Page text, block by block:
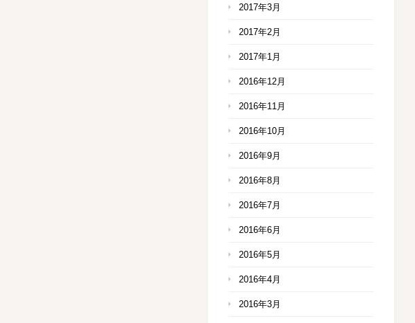
2017年3月
2017年2月
2017年1月
2016年12月
2016年11月
2016年10月
2016年9月
2016年8月
2016年7月
2016年6月
2016年5月
2016年4月
2016年3月